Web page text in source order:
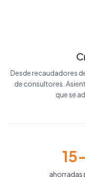
Desde recaudadores
de consultores.
que se
ahorradas